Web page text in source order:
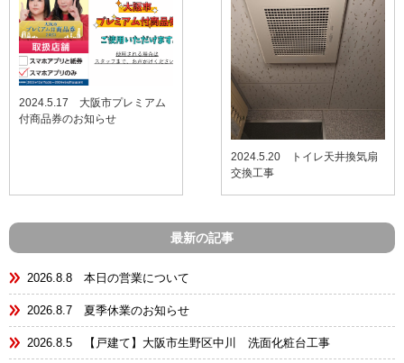
2024.5.17 大阪市プレミアム
付商品券のお知らせ
2024.5.20 トイレ天井換気扇
交換工事
最新の記事
2026.8.8 本日の営業について
2026.8.7 夏季休業のお知らせ
2026.8.5 【戸建て】大阪市生野区中川 洗面化粧台工事